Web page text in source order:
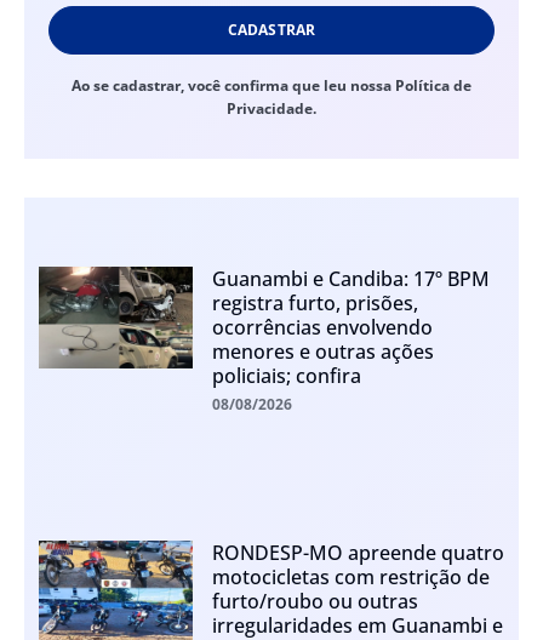
CADASTRAR
Ao se cadastrar, você confirma que leu nossa Política de
Privacidade.
Guanambi e Candiba: 17º BPM
registra furto, prisões,
ocorrências envolvendo
menores e outras ações
policiais; confira
08/08/2026
RONDESP-MO apreende quatro
motocicletas com restrição de
furto/roubo ou outras
irregularidades em Guanambi e